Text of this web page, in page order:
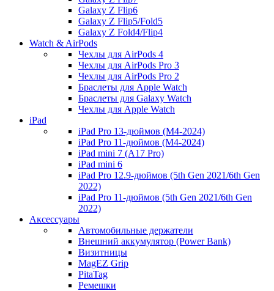
Galaxy Z Flip6
Galaxy Z Flip5/Fold5
Galaxy Z Fold4/Flip4
Watch & AirPods
Чехлы для AirPods 4
Чехлы для AirPods Pro 3
Чехлы для AirPods Pro 2
Браслеты для Apple Watch
Браслеты для Galaxy Watch
Чехлы для Apple Watch
iPad
iPad Pro 13-дюймов (M4-2024)
iPad Pro 11-дюймов (M4-2024)
iPad mini 7 (A17 Pro)
iPad mini 6
iPad Pro 12.9-дюймов (5th Gen 2021/6th Gen
2022)
iPad Pro 11-дюймов (5th Gen 2021/6th Gen
2022)
Аксессуары
Автомобильные держатели
Внешний аккумулятор (Power Bank)
Визитницы
MagEZ Grip
PitaTag
Ремешки